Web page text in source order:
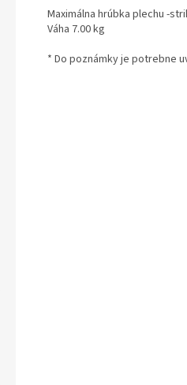
Maximálna hrúbka plechu -
Váha 7.00 kg
* Do poznámky je potrebne